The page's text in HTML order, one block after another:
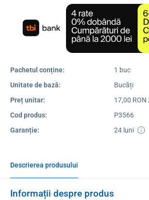
Pachetul conține:
1 buc
Unitate de bază:
Bucăți
Preț unitar:
17,00 RON
Cod produs:
P3566
Garanție:
24 luni
Descrierea produsului
Informații despre produs